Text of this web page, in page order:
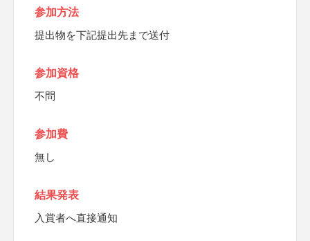
参加方法
提出物を下記提出先まで送付
参加資格
不問
参加費
無し
結果発表
入賞者へ直接通知